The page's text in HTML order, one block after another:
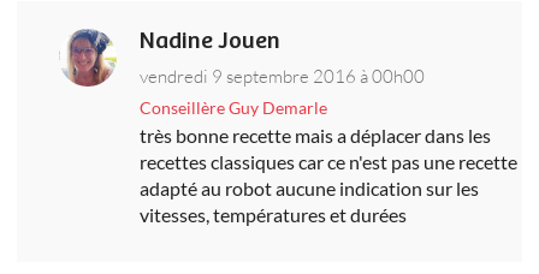
Nadine Jouen
vendredi 9 septembre 2016 à 00h00
Conseillère Guy Demarle
très bonne recette mais a déplacer dans les
recettes classiques car ce n'est pas une recette
adapté au robot aucune indication sur les
vitesses, températures et durées